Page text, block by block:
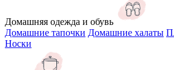
Домашняя одежда и обувь
Домашние тапочки Домашние халаты
Носки